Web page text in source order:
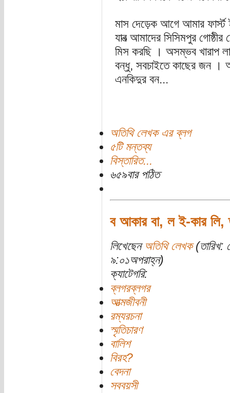
মাস দেড়েক আগে আমার ফার্স্ট
যাবত্‍ আমাদের সিসিমপুর
মিস করছি । অসম্ভব খারাপ
বন্ধু, সবচাইতে কাছের জন ।
এনকিদুর বন...
অতিথি লেখক এর ব্লগ
৫টি মন্তব্য
বিস্তারিত...
৬৫৯বার পঠিত
ব আকার বা, ল ই-কার লি,
লিখেছেন অতিথি লেখক(তারিখ:
৯:০১অপরাহ্ন)
ক্যাটেগরি:
ব্লগরব্লগর
আত্মজীবনী
রম্যরচনা
স্মৃতিচারণ
বালিশ
বিরহ?
বেদনা
সববয়সী